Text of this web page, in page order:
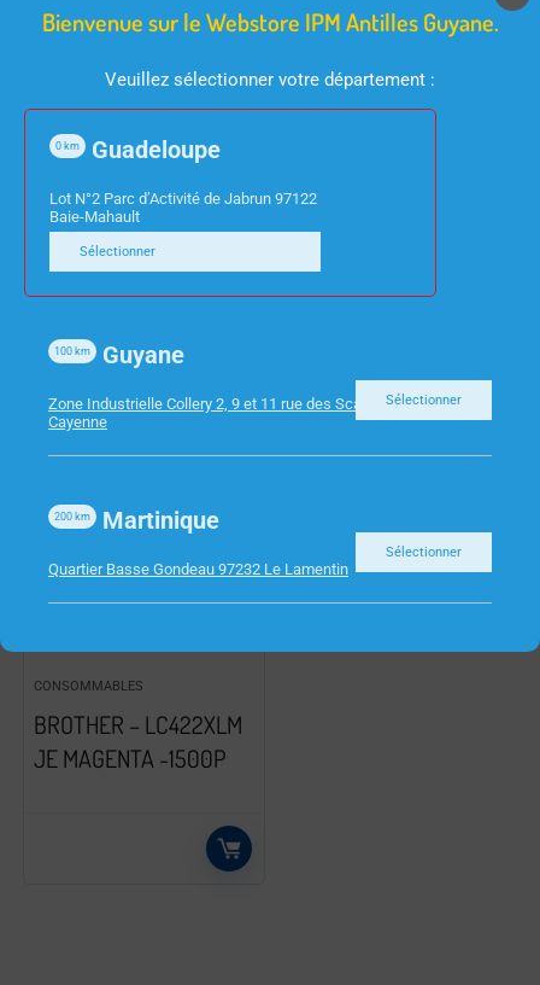
CONSOMMABLES
LEXMARK 802HK –
TONER NOIR – 4 000 P
CONSOMMABLES
HP 963XL –
CARTOUCHE NOIRE
47ML 2000P
CONSOMMABLES
BROTHER – LC422XLM
JE MAGENTA -1500P
Bienvenue sur le Webstore IPM Antilles Guyane.
Veuillez sélectionner votre département :
Guadeloupe
0 km
Lot N°2 Parc d’Activité de Jabrun 97122
Baie-Mahault
Sélectionner
Guyane
100 km
Zone Industrielle Collery 2, 9 et 11 rue des Scarabees 97300
Cayenne
Sélectionner
Martinique
200 km
Quartier Basse Gondeau 97232 Le Lamentin
Sélectionner